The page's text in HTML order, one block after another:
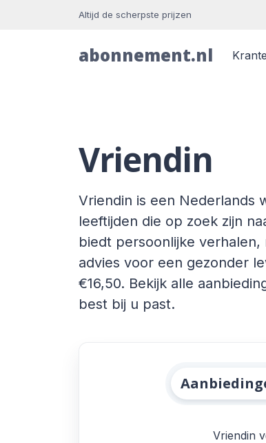
Altijd de scherpste prijzen
abonnement.nl
Vriendin
Vriendin is een Nederlands
leeftijden die op zoek zijn
biedt persoonlijke
advies voor een gezonder
€16,50. Bekijk alle
best bij u past.
Alle Vriendin
Vriendin